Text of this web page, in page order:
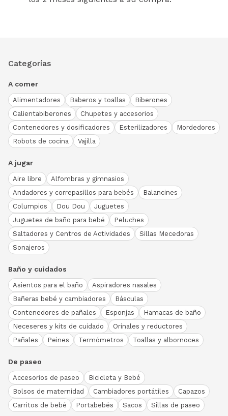
Categorías
A comer
Alimentadores Baberos y toallas
Biberones
Calientabiberones
Chupetes y accesorios
Contenedores y dosificadores
Esterilizadores
Mordedores
Robots de cocina
Vajilla
A jugar
Aire libre
Alfombras y gimnasios
Andadores y correpasillos para bebés
Balancines
Columpios
Dou Dou
Juguetes
Juguetes de baño para bebé
Peluches
Saltadores y Centros de Actividades
Sillas Mecedoras
Sonajeros
Baño y cuidados
Asientos para el baño
Aspiradores nasales
Bañeras bebé y cambiadores
Básculas
Contenedores de pañales
Esponjas
Hamacas de baño
Neceseres y kits de cuidado
Orinales y reductores
Pañales
Peines Termómetros Toallas y albornoces
De paseo
Accesorios de paseo
Bicicleta y Bebé
Bolsos de maternidad
Cambiadores portátiles
Capazos
Carritos de bebé
Portabebés Sacos Sillas de paseo